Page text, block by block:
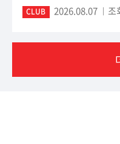
CLUB 2026.08.07 조